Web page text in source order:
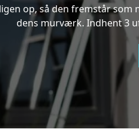
op, så den fremstår
dens murværk. Indhent 3